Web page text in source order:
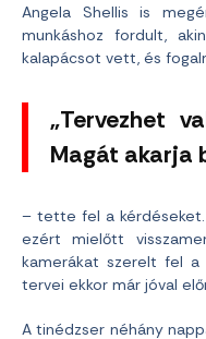
Angela Shellis is
munkáshoz fordult,
kalapácsot vett, és
„Tervezhet
Magát akarja
– tette fel a
ezért mielőtt
kamerákat szerelt fel a
tervei ekkor már jóval
A tinédzser néhány